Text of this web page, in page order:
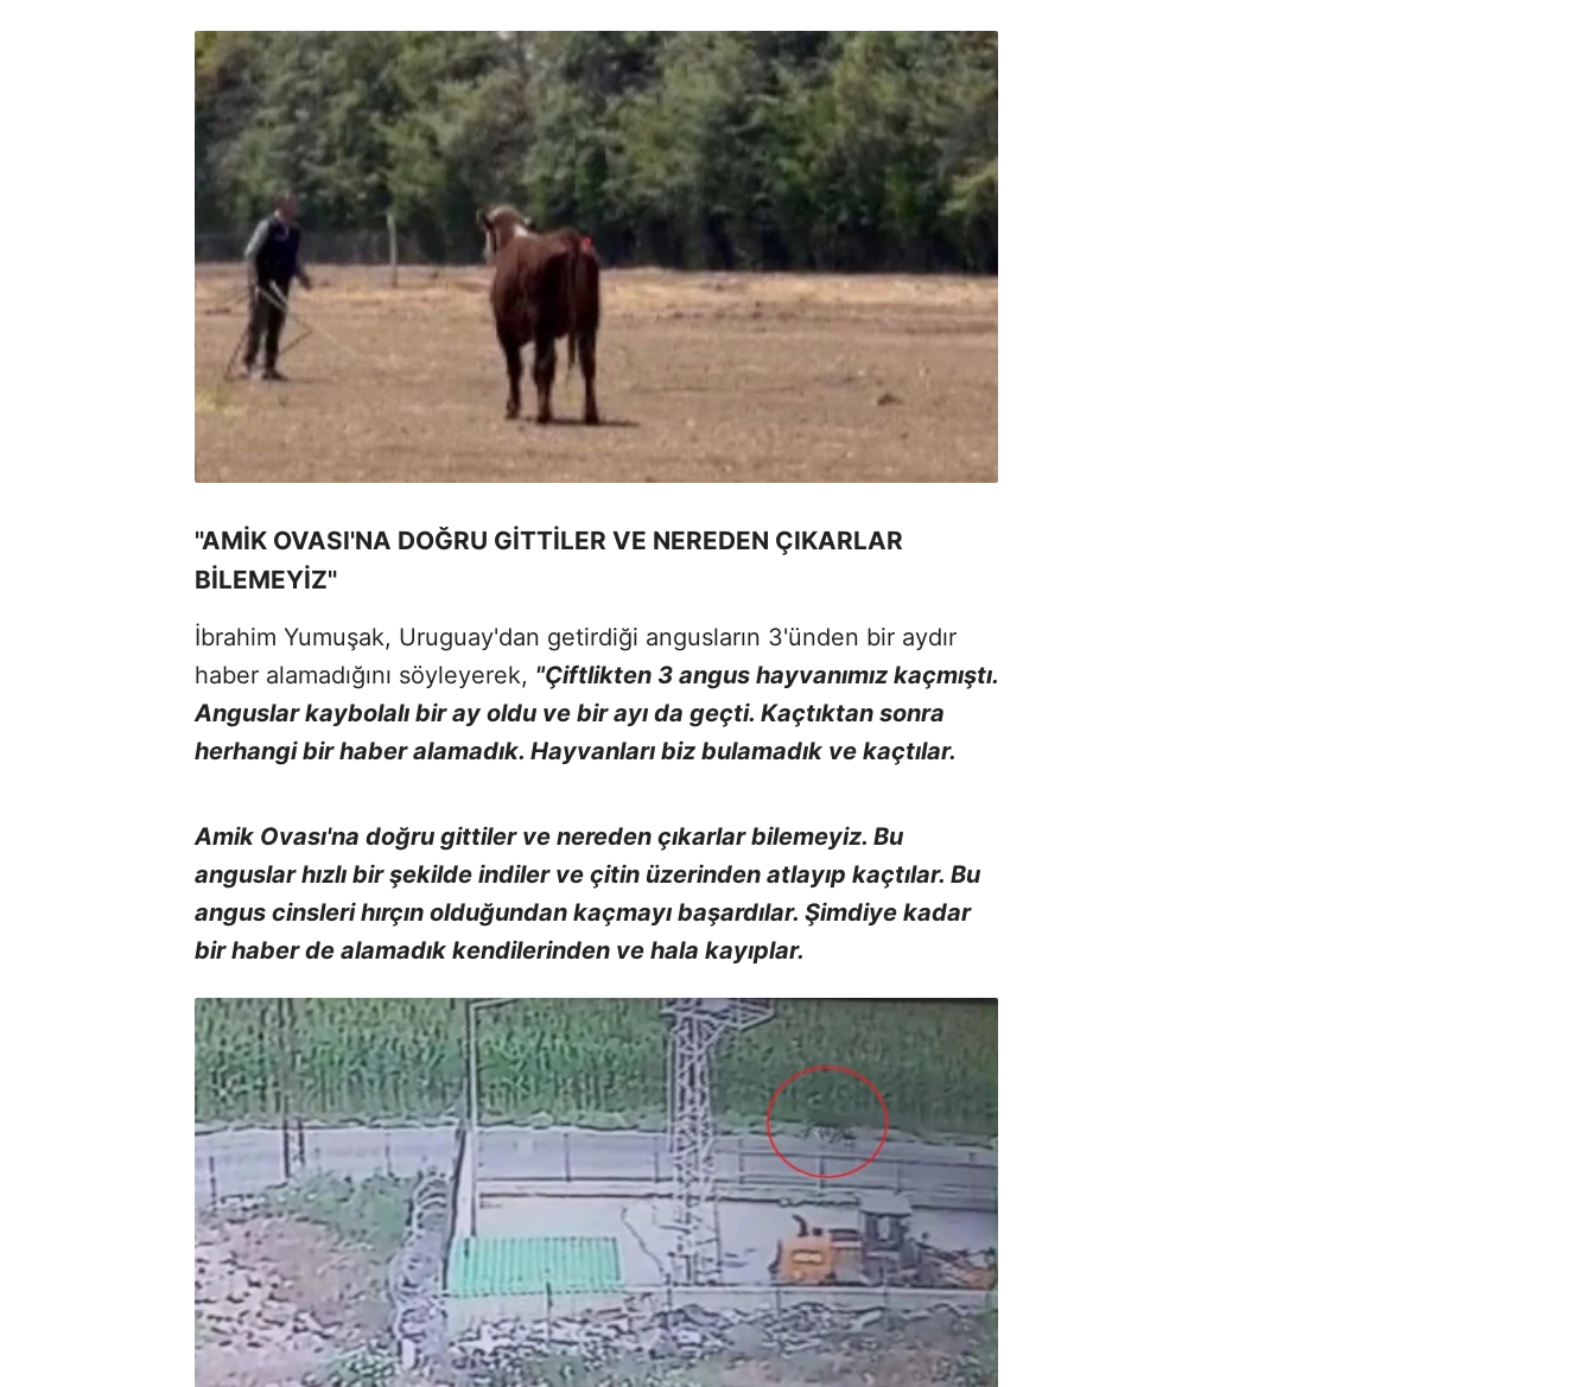
''AMİK OVASI'NA DOĞRU GİTTİLER VE NEREDEN ÇIKARLAR
BİLEMEYİZ''
İbrahim Yumuşak, Uruguay'dan getirdiği angusların 3'ünden bir aydır
haber alamadığını söyleyerek, "Çiftlikten 3 angus hayvanımız kaçmıştı.
Anguslar kaybolalı bir ay oldu ve bir ayı da geçti. Kaçtıktan sonra
herhangi bir haber alamadık. Hayvanları biz bulamadık ve kaçtılar.
Amik Ovası'na doğru gittiler ve nereden çıkarlar bilemeyiz. Bu
anguslar hızlı bir şekilde indiler ve çitin üzerinden atlayıp kaçtılar. Bu
angus cinsleri hırçın olduğundan kaçmayı başardılar. Şimdiye kadar
bir haber de alamadık kendilerinden ve hala kayıplar.